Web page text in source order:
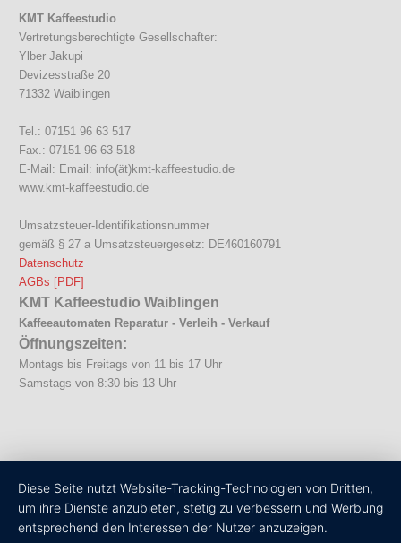
KMT Kaffeestudio
Vertretungsberechtigte Gesellschafter:
Ylber Jakupi
Devizesstraße 20
71332 Waiblingen
Tel.: 07151 96 63 517
Fax.: 07151 96 63 518
E-Mail: Email: info(ät)kmt-kaffeestudio.de
www.kmt-kaffeestudio.de
Umsatzsteuer-Identifikationsnummer
gemäß § 27 a Umsatzsteuergesetz: DE460160791
Datenschutz
AGBs [PDF]
KMT Kaffeestudio Waiblingen
Kaffeeautomaten Reparatur - Verleih - Verkauf
Öffnungszeiten:
Montags bis Freitags von 11 bis 17 Uhr
Samstags von 8:30 bis 13 Uhr
Diese Seite nutzt Website-Tracking-Technologien von Dritten,
um ihre Dienste anzubieten, stetig zu verbessern und Werbung
entsprechend den Interessen der Nutzer anzuzeigen.